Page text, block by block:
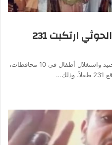
تحالف حقوقي: ميليشيا الحوثي ارتكبت 231
وثق تحالف حقوقي يمني 248 واقعة تجنيد واستغلال أطفال في 10 محافظات،